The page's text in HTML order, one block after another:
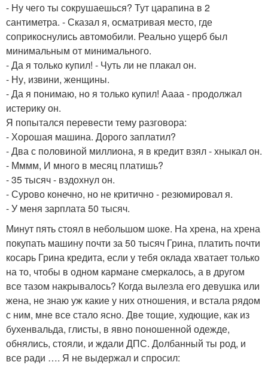
- Ну чего ты сокрушаешься? Тут царапина в 2
сантиметра. - Сказал я, осматривая место, где
соприкоснулись автомобили. Реально ущерб был
минимальным от минимального.
- Да я только купил! - Чуть ли не плакал он.
- Ну, извини, женщины.
- Да я понимаю, но я только купил! Аааа - продолжал
истерику он.
Я попытался перевести тему разговора:
- Хорошая машина. Дорого заплатил?
- Два с половиной миллиона, я в кредит взял - хныкал он.
- Мммм, И много в месяц платишь?
- 35 тысяч - вздохнул он.
- Сурово конечно, но не критично - резюмировал я.
- У меня зарплата 50 тысяч.
Минут пять стоял в небольшом шоке. На хрена, на хрена
покупать машину почти за 50 тысяч Грина, платить почти
косарь Грина кредита, если у тебя оклада хватает только
на то, чтобы в одном кармане смеркалось, а в другом
все тазом накрывалось? Когда вылезла его девушка или
жена, не знаю уж какие у них отношения, и встала рядом
с ним, мне все стало ясно. Две тощие, худющие, как из
бухенвальда, глисты, в явно поношенной одежде,
обнялись, стояли, и ждали ДПС. Долбанный ты род, и
все ради …. Я не выдержал и спросил: